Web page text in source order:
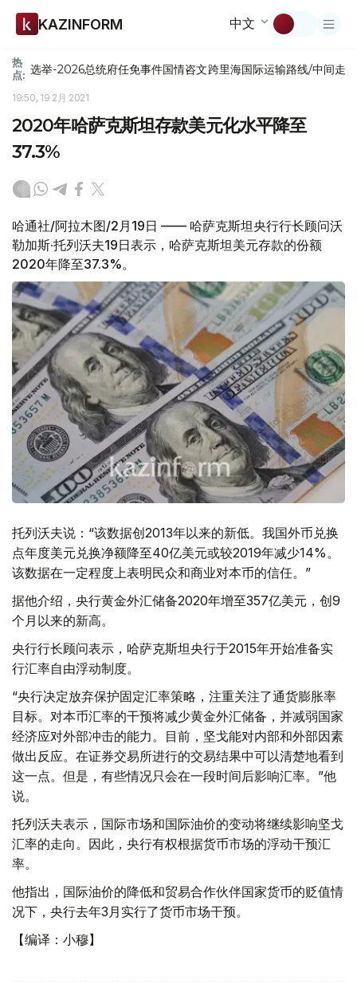
KAZINFORM 中文
热
点: 选举-2026总统府任免事件国情咨文跨里海国际运输路线/中间走廊
19:50, 19 2月 2021
2020年哈萨克斯坦存款美元化水平降至
37.3%
哈通社/阿拉木图/2月19日 —— 哈萨克斯坦央行行长顾问沃
勒加斯·托列沃夫19日表示，哈萨克斯坦美元存款的份额
2020年降至37.3%。
托列沃夫说：“该数据创2013年以来的新低。我国外币兑换
点年度美元兑换净额降至40亿美元或较2019年减少14%。
该数据在一定程度上表明民众和商业对本币的信任。”
据他介绍，央行黄金外汇储备2020年增至357亿美元，创9
个月以来的新高。
央行行长顾问表示，哈萨克斯坦央行于2015年开始准备实
行汇率自由浮动制度。
“央行决定放弃保护固定汇率策略，注重关注了通货膨胀率
目标。对本币汇率的干预将减少黄金外汇储备，并减弱国家
经济应对外部冲击的能力。目前，坚戈能对内部和外部因素
做出反应。在证券交易所进行的交易结果中可以清楚地看到
这一点。但是，有些情况只会在一段时间后影响汇率。”他
说。
托列沃夫表示，国际市场和国际油价的变动将继续影响坚戈
汇率的走向。因此，央行有权根据货币市场的浮动干预汇
率。
他指出，国际油价的降低和贸易合作伙伴国家货币的贬值情
况下，央行去年3月实行了货币市场干预。
【编译：小穆】